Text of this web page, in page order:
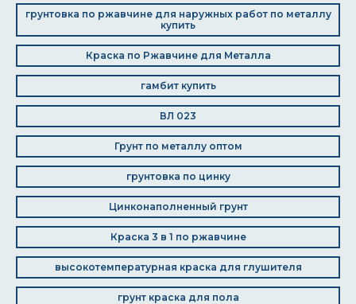
грунтовка по ржавчине для наружных работ по металлу
купить
Краска по Ржавчине для Металла
гамбит купить
ВЛ 023
Грунт по металлу оптом
грунтовка по цинку
Цинконаполненный грунт
Краска 3 в 1 по ржавчине
высокотемпературная краска для глушителя
грунт краска для пола